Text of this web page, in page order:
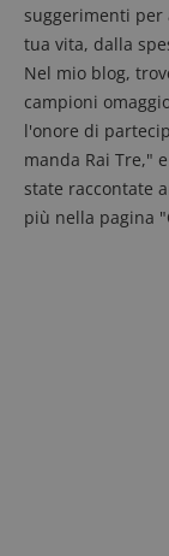
suggerimenti
tua vita, dalla
Nel mio blog,
campioni
l'onore di
manda Rai Tre,"
state raccontate
più nella pagina